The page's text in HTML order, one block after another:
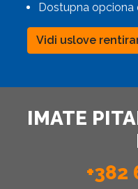
Dostupna opciona
Vidi uslove
IMATE
+382